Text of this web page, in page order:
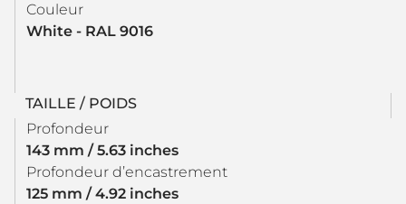
Couleur
White - RAL 9016
TAILLE / POIDS
Profondeur
143 mm / 5.63 inches
Profondeur d’encastrement
125 mm / 4.92 inches